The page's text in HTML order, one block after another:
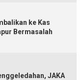
ke Kas
Bermasalah
JAKA